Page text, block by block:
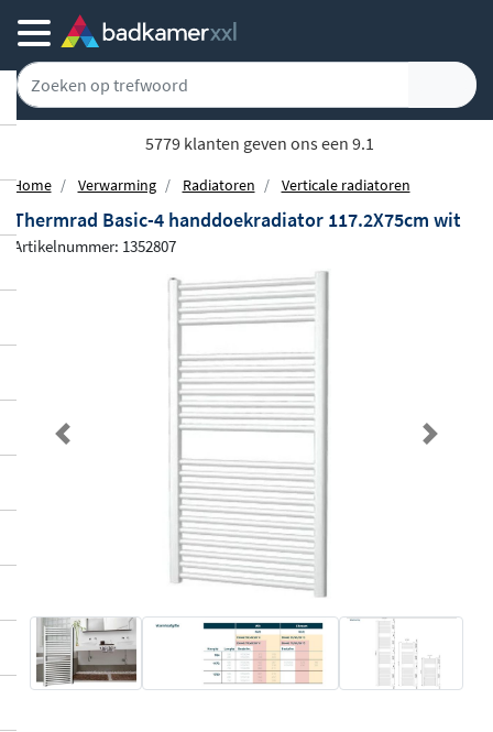
Achteraf of gespreid betalen
Home Verwarming Radiatoren Verticale radiatoren
Thermrad Basic-4 handdoekradiator 117.2X75cm wit
Artikelnummer: 1352807
Previous Next